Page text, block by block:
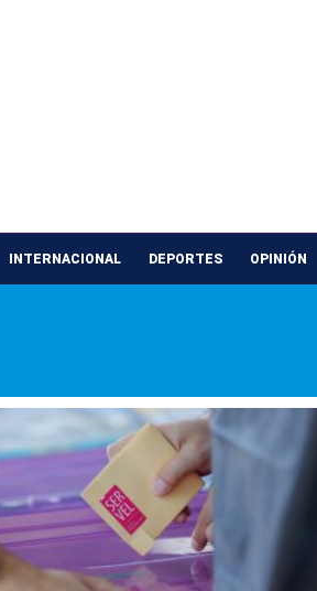
INTERNACIONAL DEPORTES OPINIÓN